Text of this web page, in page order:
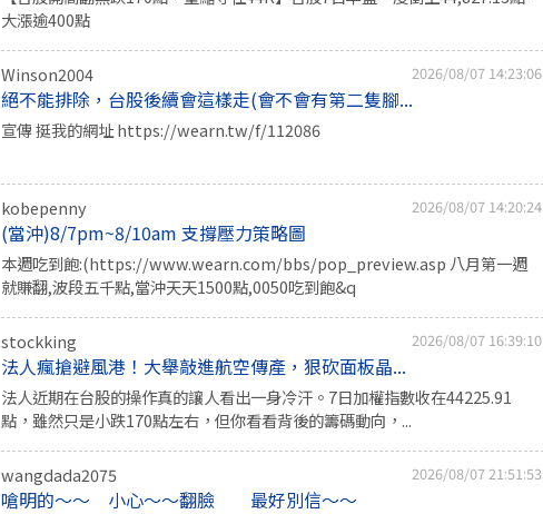
大漲逾400點
Winson2004 2026/08/07 14:23:06
絕不能排除，台股後續會這樣走(會不會有第二隻腳...
宣傳 挺我的網址 https://wearn.tw/f/112086
kobepenny 2026/08/07 14:20:24
(當沖)8/7pm~8/10am 支撐壓力策略圖
本週吃到飽:(https://www.wearn.com/bbs/pop_preview.asp 八月第一週
就賺翻,波段五千點,當沖天天1500點,0050吃到飽&q
stockking 2026/08/07 16:39:10
法人瘋搶避風港！大舉敲進航空傳產，狠砍面板晶...
法人近期在台股的操作真的讓人看出一身冷汗。7日加權指數收在44225.91
點，雖然只是小跌170點左右，但你看看背後的籌碼動向，...
wangdada2075 2026/08/07 21:51:53
嗆明的～～ 小心～～翻臉 最好別信～～